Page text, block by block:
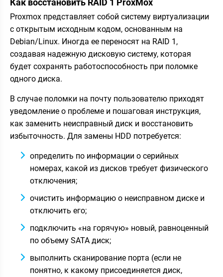
Proxmox представляет собой систему виртуализации
с открытым исходным кодом, основанным на
Debian/Linux. Иногда ее переносят на RAID 1,
создавая надежную дисковую систему, которая
будет сохранять работоспособность при поломке
одного диска.
В случае поломки на почту пользователю приходят
уведомление о проблеме и пошаговая инструкция,
как заменить неисправный диск и восстановить
избыточность. Для замены HDD потребуется:
определить по информации о серийных
номерах, какой из дисков требует физического
отключения;
очистить информацию о неисправном диске и
отключить его;
подключить «на горячую» новый, равноценный
по объему SATA диск;
выполнить сканирование порта (если не
понятно, к какому присоединяется диск,